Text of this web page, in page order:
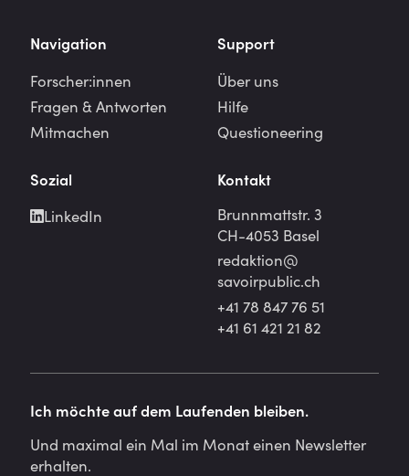
Navigation
Forscher:innen
Fragen & Antworten
Mitmachen
Support
Über uns
Hilfe
Questioneering
Sozial
LinkedIn
Kontakt
Brunnmattstr. 3
CH-4053 Basel
redaktion@
savoirpublic.ch
+41 78 847 76 51
+41 61 421 21 82
Ich möchte auf dem Laufenden bleiben.
Und maximal ein Mal im Monat einen Newsletter
erhalten.